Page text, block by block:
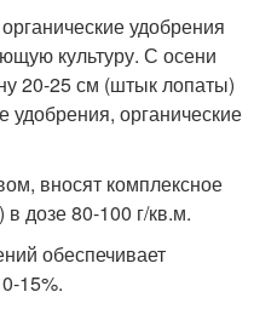
удобрения
культуру. С осени
20-25 см (штык лопаты)
органические
вносят комплексное
дозе 80-100 г/кв.м.
обеспечивает
15%.